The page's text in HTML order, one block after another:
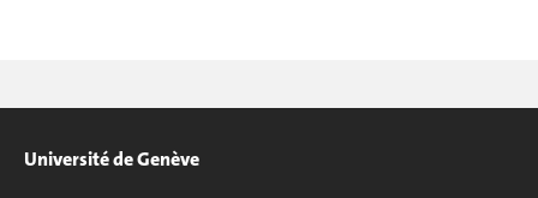
Université de Genève